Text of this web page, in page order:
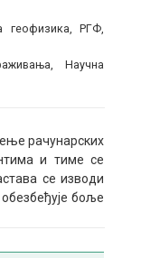
геофизика, РГФ,
Научна
рачунарских
и тиме се
се изводи
боље